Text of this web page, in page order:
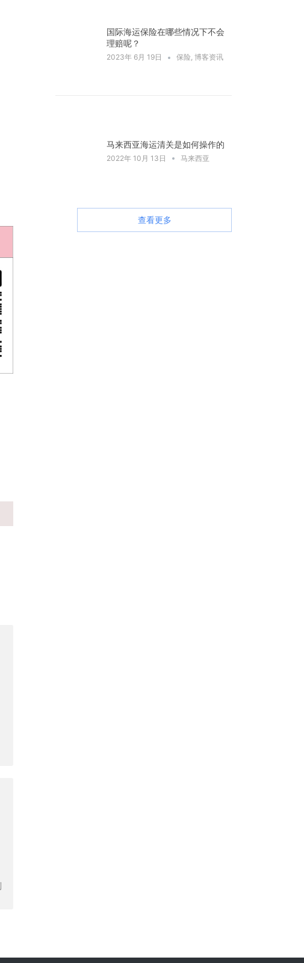
国际海运保险在哪些情况下不会
理赔呢？
2023年 6月 19日 保险, 博客资讯
马来西亚海运清关是如何操作的
2022年 10月 13日 马来西亚
查看更多